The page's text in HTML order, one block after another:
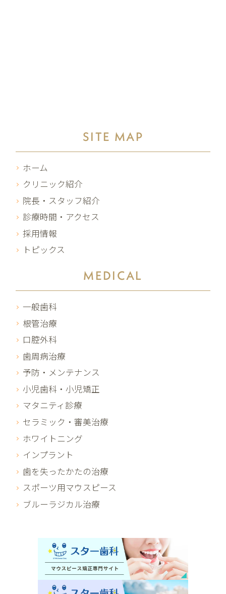
SITE MAP
ホーム
クリニック紹介
院長・スタッフ紹介
診療時間・アクセス
採用情報
トピックス
MEDICAL
一般歯科
根管治療
口腔外科
歯周病治療
予防・メンテナンス
小児歯科・小児矯正
マタニティ診療
セラミック・審美治療
ホワイトニング
インプラント
歯を失ったかたの治療
スポーツ用マウスピース
ブルーラジカル治療